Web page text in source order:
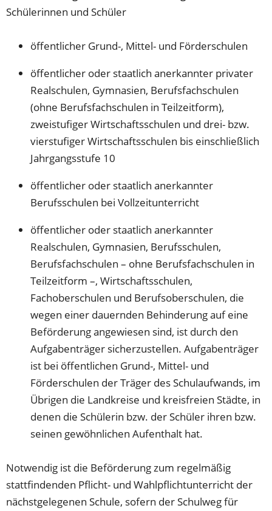
Schülerinnen und Schüler
öffentlicher Grund-, Mittel- und Förderschulen
öffentlicher oder staatlich anerkannter privater
Realschulen, Gymnasien, Berufsfachschulen
(ohne Berufsfachschulen in Teilzeitform),
zweistufiger Wirtschaftsschulen und drei- bzw.
vierstufiger Wirtschaftsschulen bis einschließlich
Jahrgangsstufe 10
öffentlicher oder staatlich anerkannter
Berufsschulen bei Vollzeitunterricht
öffentlicher oder staatlich anerkannter
Realschulen, Gymnasien, Berufsschulen,
Berufsfachschulen – ohne Berufsfachschulen in
Teilzeitform –, Wirtschaftsschulen,
Fachoberschulen und Berufsoberschulen, die
wegen einer dauernden Behinderung auf eine
Beförderung angewiesen sind, ist durch den
Aufgabenträger sicherzustellen. Aufgabenträger
ist bei öffentlichen Grund-, Mittel- und
Förderschulen der Träger des Schulaufwands, im
Übrigen die Landkreise und kreisfreien Städte, in
denen die Schülerin bzw. der Schüler ihren bzw.
seinen gewöhnlichen Aufenthalt hat.
Notwendig ist die Beförderung zum regelmäßig
stattfindenden Pflicht- und Wahlpflichtunterricht der
nächstgelegenen Schule, sofern der Schulweg für